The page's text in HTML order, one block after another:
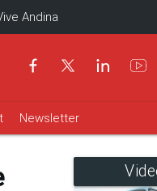
Andina
Newsletter